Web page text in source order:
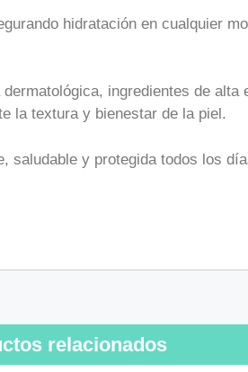
hidratación en cualquier
ingredientes de
la textura y bienestar de la piel.
saludable y protegida todos los
relacionados